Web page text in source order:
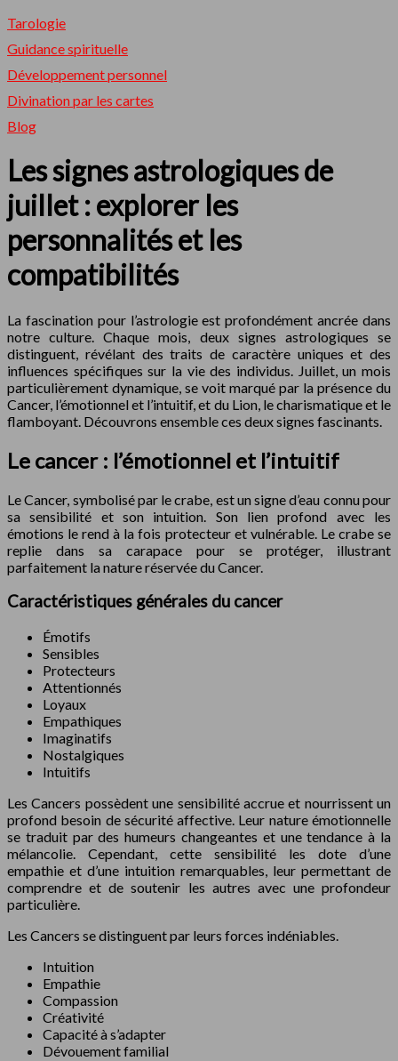
Tarologie
Guidance spirituelle
Développement personnel
Divination par les cartes
Blog
Les signes astrologiques de
juillet : explorer les
personnalités et les
compatibilités
La fascination pour l’astrologie est profondément ancrée dans
notre culture. Chaque mois, deux signes astrologiques se
distinguent, révélant des traits de caractère uniques et des
influences spécifiques sur la vie des individus. Juillet, un mois
particulièrement dynamique, se voit marqué par la présence du
Cancer, l’émotionnel et l’intuitif, et du Lion, le charismatique et le
flamboyant. Découvrons ensemble ces deux signes fascinants.
Le cancer : l’émotionnel et l’intuitif
Le Cancer, symbolisé par le crabe, est un signe d’eau connu pour
sa sensibilité et son intuition. Son lien profond avec les
émotions le rend à la fois protecteur et vulnérable. Le crabe se
replie dans sa carapace pour se protéger, illustrant
parfaitement la nature réservée du Cancer.
Caractéristiques générales du cancer
Émotifs
Sensibles
Protecteurs
Attentionnés
Loyaux
Empathiques
Imaginatifs
Nostalgiques
Intuitifs
Les Cancers possèdent une sensibilité accrue et nourrissent un
profond besoin de sécurité affective. Leur nature émotionnelle
se traduit par des humeurs changeantes et une tendance à la
mélancolie. Cependant, cette sensibilité les dote d’une
empathie et d’une intuition remarquables, leur permettant de
comprendre et de soutenir les autres avec une profondeur
particulière.
Les Cancers se distinguent par leurs forces indéniables.
Intuition
Empathie
Compassion
Créativité
Capacité à s’adapter
Dévouement familial